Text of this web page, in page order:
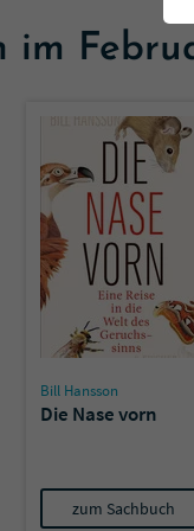
im
Bill Hansson
Die Nase vorn
zum Sachbuch